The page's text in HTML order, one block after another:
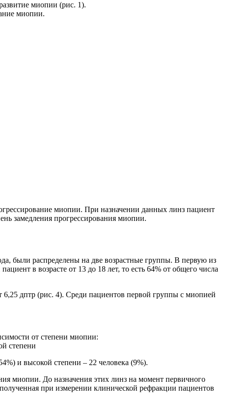
миопии (рис. 1).
миопии.
миопии. При назначении данных линз пациент
замедления прогрессирования миопии.
были распределены на две возрастные группы. В первую из
в возрасте от 13 до 18 лет, то есть 64% от общего числа
6,25 дптр (рис. 4). Среди пациентов первой группы с миопией
от степени миопии:
степени
и высокой степени – 22 человека (9%).
миопии. До назначения этих линз на момент первичного
при измерении клинической рефракции пациентов